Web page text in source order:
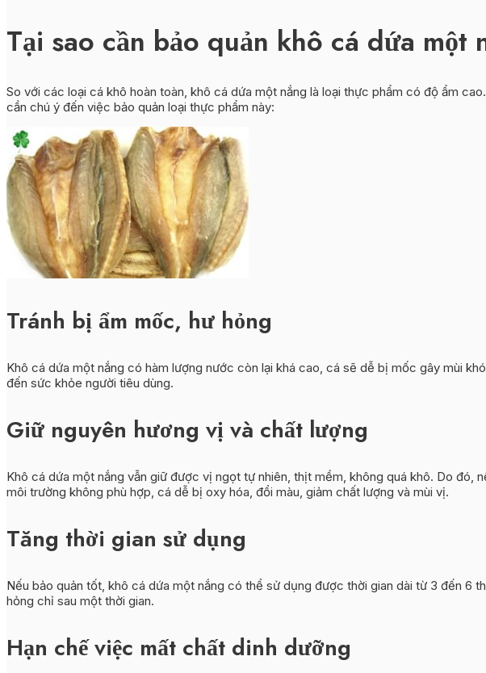
Tại sao cần bảo quản khô cá dứa một
So với các loại cá khô hoàn toàn, khô cá dứa một nắng là loại thực phẩm có độ ẩm
cần chú ý đến việc bảo quản loại thực phẩm này:
Tránh bị ẩm mốc, hư hỏng
Khô cá dứa một nắng có hàm lượng nước còn lại khá cao, cá sẽ dễ bị mốc gây mùi
đến sức khỏe người tiêu dùng.
Giữ nguyên hương vị và chất lượng
Khô cá dứa một nắng vẫn giữ được vị ngọt tự nhiên, thịt mềm, không quá khô. Do
môi trường không phù hợp, cá dễ bị oxy hóa, đổi màu, giảm chất lượng và mùi vị.
Tăng thời gian sử dụng
Nếu bảo quản tốt, khô cá dứa một nắng có thể sử dụng được thời gian dài từ 3 đến 6
hỏng chỉ sau một thời gian.
Hạn chế việc mất chất dinh dưỡng